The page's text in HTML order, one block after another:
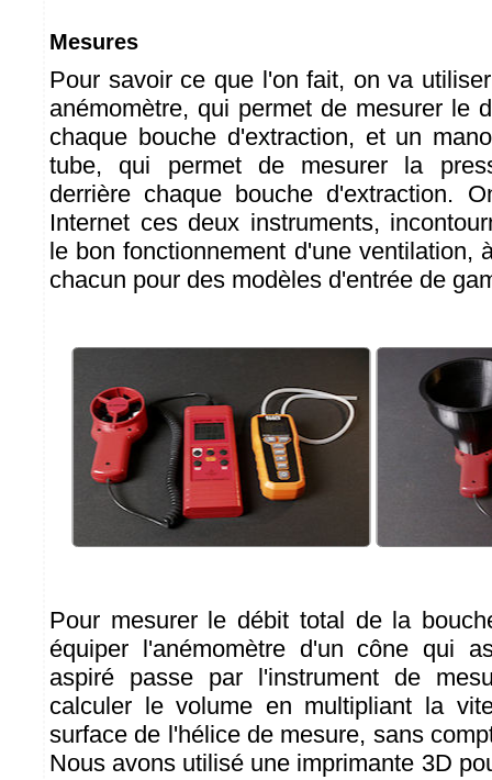
Mesures
Pour savoir ce que l'on fait, on va
anémomètre, qui permet de mesurer le
chaque bouche d'extraction, et un
tube, qui permet de mesurer la
derrière chaque bouche d'extraction.
Internet ces deux instruments,
le bon fonctionnement d'une ventilation,
chacun pour des modèles d'entrée de
Pour mesurer le débit total de la
équiper l'anémomètre d'un cône qui
aspiré passe par l'instrument de
calculer le volume en multipliant la
surface de l'hélice de mesure, sans
Nous avons utilisé une imprimante 3D